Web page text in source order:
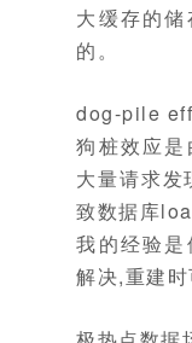
大缓存的
的。
dog-pile
狗桩效应是
大量请求发
致数据库
我的经验
解决,重建时